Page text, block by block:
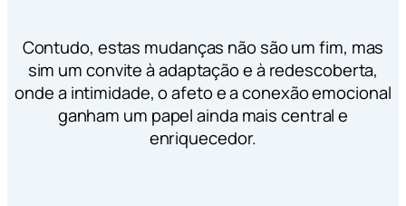
Contudo, estas mudanças não são um fim, mas
sim um convite à adaptação e à redescoberta,
onde a intimidade, o afeto e a conexão emocional
ganham um papel ainda mais central e
enriquecedor.